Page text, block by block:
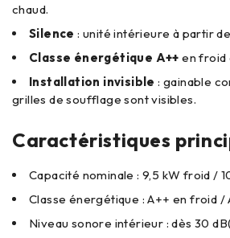
chaud.
Silence : unité intérieure à partir
Classe énergétique A++ en froid
Installation invisible : gainable
grilles de soufflage sont visibles.
Caractéristiques
Capacité nominale : 9,5 kW froid /
Classe énergétique : A++ en froid /
Niveau sonore intérieur : dès 30